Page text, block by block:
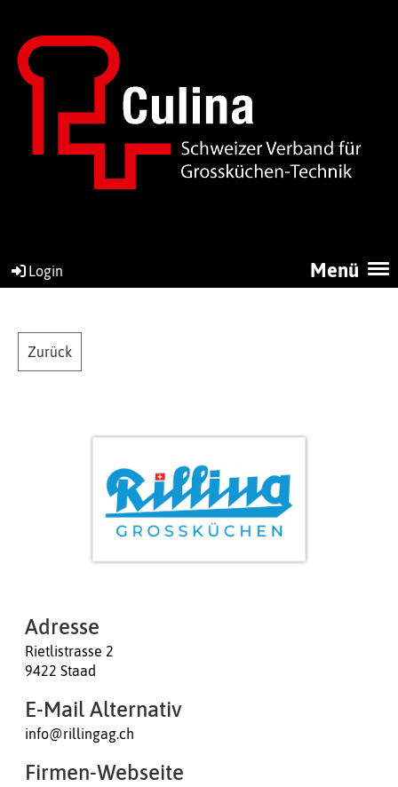
Menü
Login
Zurück
Adresse
Rietlistrasse 2
9422 Staad
E-Mail Alternativ
info@rillingag.ch
Firmen-Webseite